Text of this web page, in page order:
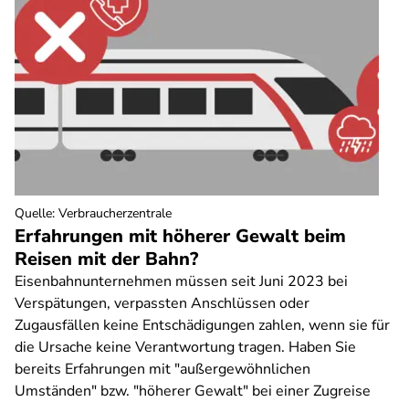
Erfahrungen mit höherer Gewalt beim
Reisen mit der Bahn?
Eisenbahnunternehmen müssen seit Juni 2023 bei
Verspätungen, verpassten Anschlüssen oder
Zugausfällen keine Entschädigungen zahlen, wenn sie für
die Ursache keine Verantwortung tragen. Haben Sie
bereits Erfahrungen mit "außergewöhnlichen
Umständen" bzw. "höherer Gewalt" bei einer Zugreise
Quelle: Verbraucherzentrale